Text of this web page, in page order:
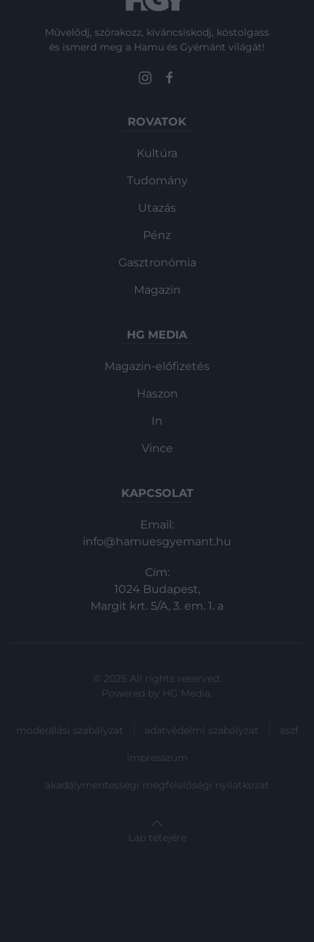
Művelődj, szórakozz, kíváncsiskodj, kóstolgass
és ismerd meg a Hamu és Gyémánt világát!
ROVATOK
Kultúra
Tudomány
Utazás
Pénz
Gasztronómia
Magazin
HG MEDIA
Magazin-előfizetés
Haszon
In
Vince
KAPCSOLAT
Email:
info@hamuesgyemant.hu
Cím:
1024 Budapest,
Margit krt. 5/A, 3. em. 1. a
© 2025 All rights reserved.
Powered by HG Media.
moderálási szabályzat adatvédelmi szabályzat ászf
impresszum
akadálymentességi megfelelőségi nyilatkozat
Lap tetejére